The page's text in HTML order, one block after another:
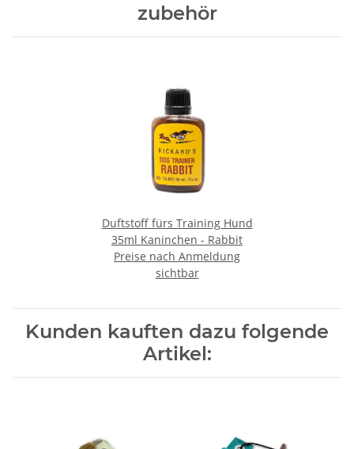
zubehör
Duftstoff fürs Training Hund
35ml Kaninchen - Rabbit
Preise nach Anmeldung
sichtbar
Kunden kauften dazu folgende
Artikel: